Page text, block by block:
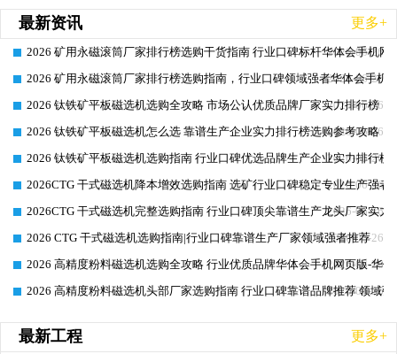
最新资讯 更多+
2026-06-26
2026 矿用永磁滚筒厂家排行榜选购干货指南 行业口碑标杆华体会手机网
2026-06-26
2026 矿用永磁滚筒厂家排行榜选购指南，行业口碑领域强者华体会手机
2026-06-26
2026 钛铁矿平板磁选机选购全攻略 市场公认优质品牌厂家实力排行榜
2026-06-26
2026 钛铁矿平板磁选机怎么选 靠谱生产企业实力排行榜选购参考攻略
2026-06-26
2026 钛铁矿平板磁选机选购指南 行业口碑优选品牌生产企业实力排行榜
2026-06-26
2026CTG 干式磁选机降本增效选购指南 选矿行业口碑稳定专业生产强者
2026-06-26
2026CTG 干式磁选机完整选购指南 行业口碑顶尖靠谱生产龙头厂家实力
2026-06-26
2026 CTG 干式磁选机选购指南|行业口碑靠谱生产厂家领域强者推荐
2026-06-26
2026 高精度粉料磁选机选购全攻略 行业优质品牌华体会手机网页版-华
2026-06-26
2026 高精度粉料磁选机头部厂家选购指南 行业口碑靠谱品牌推荐 领域
最新工程 更多+